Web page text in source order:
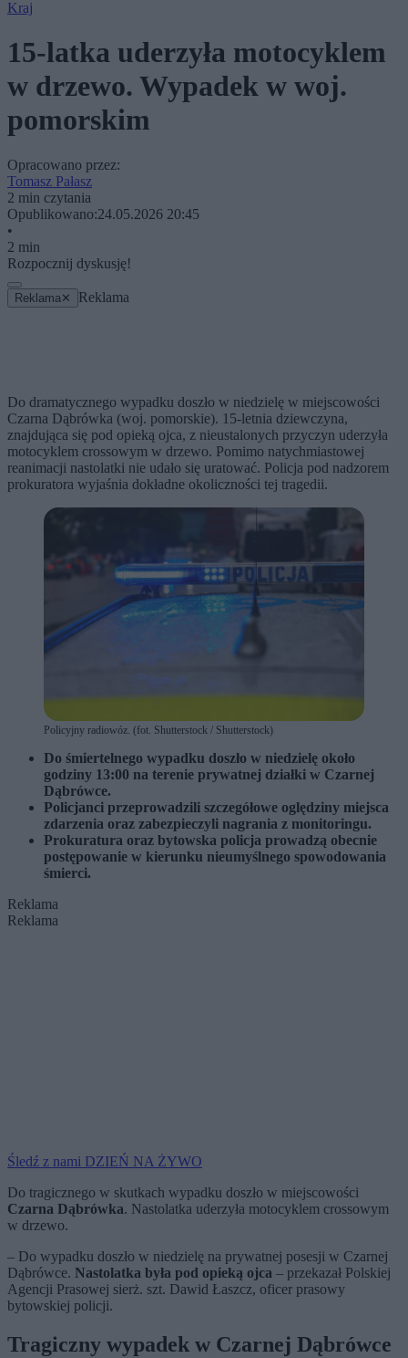
Kraj
15-latka uderzyła motocyklem
w drzewo. Wypadek w woj.
pomorskim
Opracowano przez:
Tomasz Pałasz
2 min czytania
Opublikowano:24.05.2026 20:45
•
2 min
Rozpocznij dyskusję!
Reklama ✕ Reklama
Do dramatycznego wypadku doszło w niedzielę w miejscowości
Czarna Dąbrówka (woj. pomorskie). 15-letnia dziewczyna,
znajdująca się pod opieką ojca, z nieustalonych przyczyn uderzyła
motocyklem crossowym w drzewo. Pomimo natychmiastowej
reanimacji nastolatki nie udało się uratować. Policja pod nadzorem
prokuratora wyjaśnia dokładne okoliczności tej tragedii.
Policyjny radiowóz. (fot. Shutterstock / Shutterstock)
Do śmiertelnego wypadku doszło w niedzielę około
godziny 13:00 na terenie prywatnej działki w Czarnej
Dąbrówce.
Policjanci przeprowadzili szczegółowe oględziny miejsca
zdarzenia oraz zabezpieczyli nagrania z monitoringu.
Prokuratura oraz bytowska policja prowadzą obecnie
postępowanie w kierunku nieumyślnego spowodowania
śmierci.
Reklama
Reklama
Śledź z nami DZIEŃ NA ŻYWO
Do tragicznego w skutkach wypadku doszło w miejscowości
Czarna Dąbrówka. Nastolatka uderzyła motocyklem crossowym
w drzewo.
– Do wypadku doszło w niedzielę na prywatnej posesji w Czarnej
Dąbrówce. Nastolatka była pod opieką ojca – przekazał Polskiej
Agencji Prasowej sierż. szt. Dawid Łaszcz, oficer prasowy
bytowskiej policji.
Tragiczny wypadek w Czarnej Dąbrówce